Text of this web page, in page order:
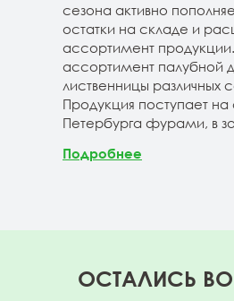
сезона активно
остатки на складе и
ассортимент
ассортимент палубной
лиственницы различных
Продукция поступает на
Петербурга фурами, в
Подробнее
ОСТАЛИСЬ